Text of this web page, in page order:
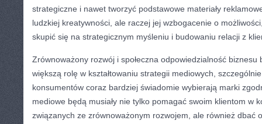
strategiczne i nawet tworzyć podstawowe materiały
ludzkiej kreatywności, ale raczej jej wzbogacenie o
skupić się na strategicznym myśleniu i budowaniu relacji z
Zrównoważony rozwój i społeczna odpowiedzialność biznesu
większą rolę w kształtowaniu strategii mediowych,
konsumentów coraz bardziej świadomie wybierają marki
mediowe będą musiały nie tylko pomagać swoim klientom w
związanych ze zrównoważonym rozwojem, ale również dbać